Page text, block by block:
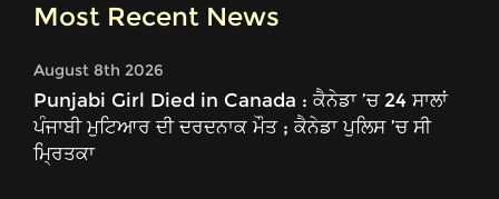
Most Recent News
August 8th 2026
Punjabi Girl Died in Canada : ਕੈਨੇਡਾ ’ਚ 24 ਸਾਲਾਂ
ਪੰਜਾਬੀ ਮੁਟਿਆਰ ਦੀ ਦਰਦਨਾਕ ਮੌਤ ; ਕੈਨੇਡਾ ਪੁਲਿਸ ’ਚ ਸੀ
ਮ੍ਰਿਤਕਾ